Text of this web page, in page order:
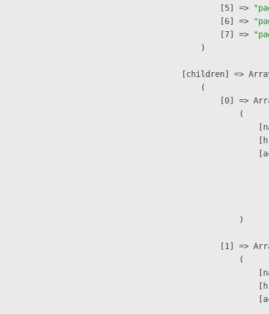
                    [5] =>
                    [6] =>
                    [7] =>
                )
[children] =>
                (
[0] =>
                        (
                        )
[1] =>
                        (